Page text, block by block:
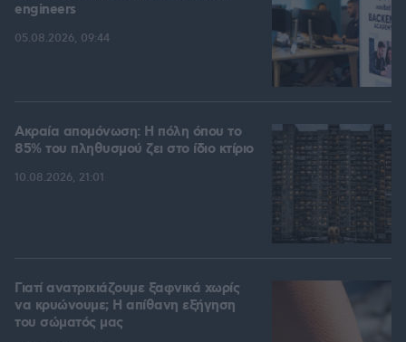
engineers
05.08.2026, 09:44
Ακραία απομόνωση: Η πόλη όπου το
85% του πληθυσμού ζει στο ίδιο κτίριο
10.08.2026, 21:01
Γιατί ανατριχιάζουμε ξαφνικά χωρίς
να κρυώνουμε; Η απίθανη εξήγηση
του σώματός μας